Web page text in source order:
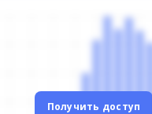
Получить доступ